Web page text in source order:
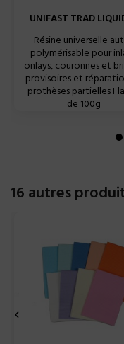
UNIFAST TRAD
Résine universelle
polymérisable pour
onlays, couronnes et
provisoires et
prothèses partielles
de 100g
16 autres
